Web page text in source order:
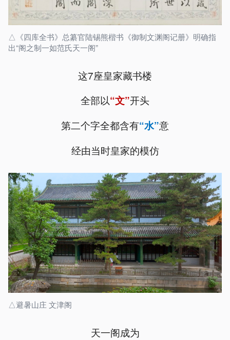
△《四库全书》总纂官陆锡熊楷书《御制文渊阁记册》明确指
出“阁之制一如范氏天一阁”
这7座皇家藏书楼
全部以“文”开头
第二个字全都含有“水”意
经由当时皇家的模仿
△避暑山庄 文津阁
天一阁成为